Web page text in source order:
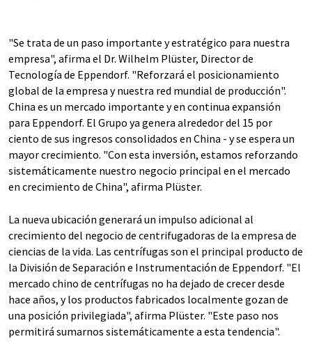
"Se trata de un paso importante y estratégico para nuestra
empresa", afirma el Dr. Wilhelm Plüster, Director de
Tecnología de Eppendorf. "Reforzará el posicionamiento
global de la empresa y nuestra red mundial de producción".
China es un mercado importante y en continua expansión
para Eppendorf. El Grupo ya genera alrededor del 15 por
ciento de sus ingresos consolidados en China - y se espera un
mayor crecimiento. "Con esta inversión, estamos reforzando
sistemáticamente nuestro negocio principal en el mercado
en crecimiento de China", afirma Plüster.
La nueva ubicación generará un impulso adicional al
crecimiento del negocio de centrifugadoras de la empresa de
ciencias de la vida. Las centrífugas son el principal producto de
la División de Separación e Instrumentación de Eppendorf. "El
mercado chino de centrífugas no ha dejado de crecer desde
hace años, y los productos fabricados localmente gozan de
una posición privilegiada", afirma Plüster. "Este paso nos
permitirá sumarnos sistemáticamente a esta tendencia".